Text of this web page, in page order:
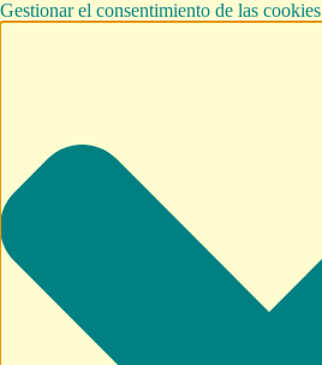
Gestionar el consentimiento de las cookies